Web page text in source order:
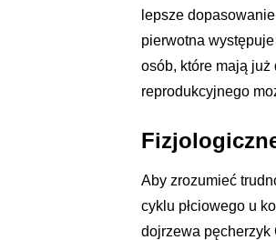
lepsze
pierwotna
osób, które mają
reprodukcyjnego
Aby zrozumieć
cyklu płciowego u
dojrzewa pęcherzyk